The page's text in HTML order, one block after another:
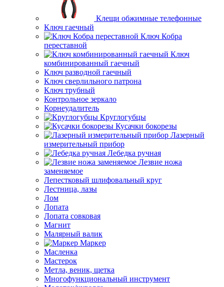
Клещи обжимные телефонные
Ключ гаечный
Ключ Кобра
переставной
Ключ
комбинированный гаечный
Ключ разводной гаечный
Ключ сверлильного патрона
Ключ трубный
Контрольное зеркало
Корнеудалитель
Круглогубцы
Кусачки бокорезы
Лазерный
измерительный прибор
Лебедка ручная
Лезвие ножа
заменяемое
Лепестковый шлифовальный круг
Лестница, лазы
Лом
Лопата
Лопата совковая
Магнит
Малярный валик
Маркер
Масленка
Мастерок
Метла, веник, щетка
Многофункциональный инструмент